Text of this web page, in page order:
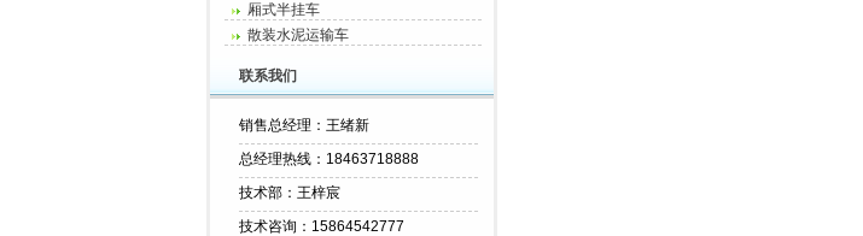
厢式半挂车
散装水泥运输车
联系我们
销售总经理：王绪新
总经理热线：18463718888
技术部：王梓宸
技术咨询：15864542777